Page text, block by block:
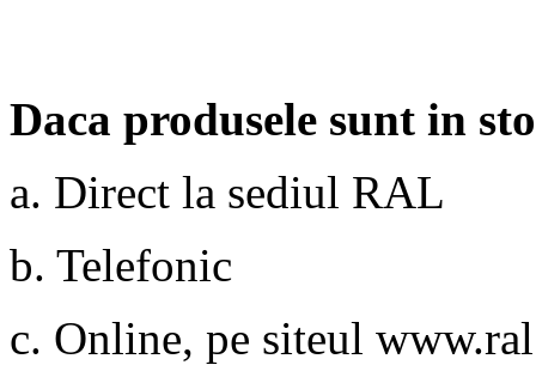
Daca produsele sunt in
a. Direct la sediul RAL
b. Telefonic
c. Online, pe siteul